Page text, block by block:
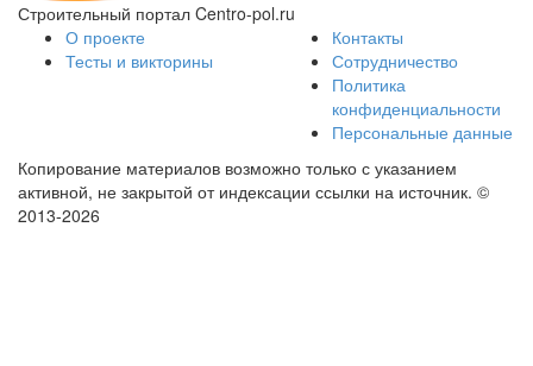
Строительный портал Centro-pol.ru
О проекте
Тесты и викторины
Контакты
Сотрудничество
Политика
конфиденциальности
Персональные данные
Копирование материалов возможно только с указанием
активной, не закрытой от индексации ссылки на источник. ©
2013-2026